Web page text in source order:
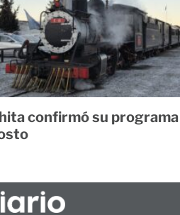
confirmó su programa